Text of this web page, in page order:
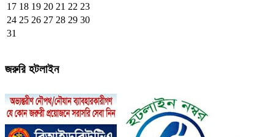
17 18 19 20 21 22 23
24 25 26 27 28 29 30
31
জরুরি হটলাইন